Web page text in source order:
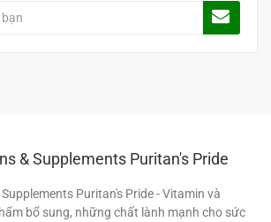
& Supplements Puritan's Pride
Puritan's Pride - Vitamin và
bổ sung, những chất lành mạnh cho sức